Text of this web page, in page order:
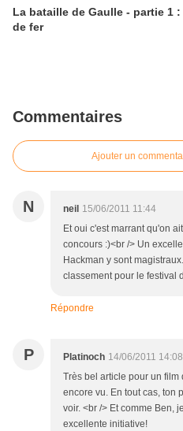
La bataille de Gaulle - partie 1
de fer
Commentaires
Ajouter un
N neil 15/06/2011 11:44
Et oui c'est marrant qu'on
concours :)<br /> Un
Hackman y sont
classement pour le festival
Répondre
P Platinoch 14/06/2011 14:08
Très bel article pour un
encore vu. En tout cas, ton
voir. <br /> Et comme Ben,
excellente initiative!